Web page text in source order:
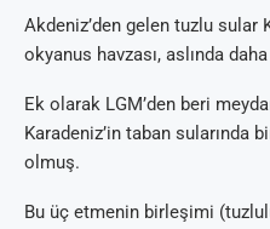
Akdeniz’den gelen tuzlu sular
okyanus havzası, aslında
Ek olarak LGM’den beri
Karadeniz’in taban sularında
olmuş.
Bu üç etmenin birleşimi